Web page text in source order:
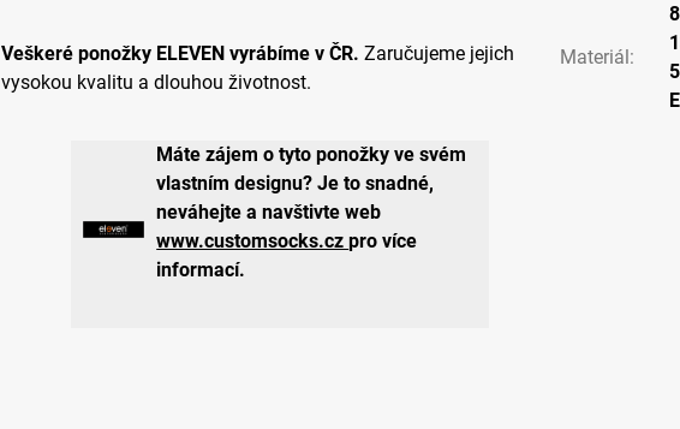
Veškeré ponožky ELEVEN vyrábíme v ČR. Zaručujeme jejich
vysokou kvalitu a dlouhou životnost.
Máte zájem o tyto ponožky ve svém
vlastním designu? Je to snadné,
neváhejte a navštivte web
www.customsocks.czpro více
informací.
Materiál :